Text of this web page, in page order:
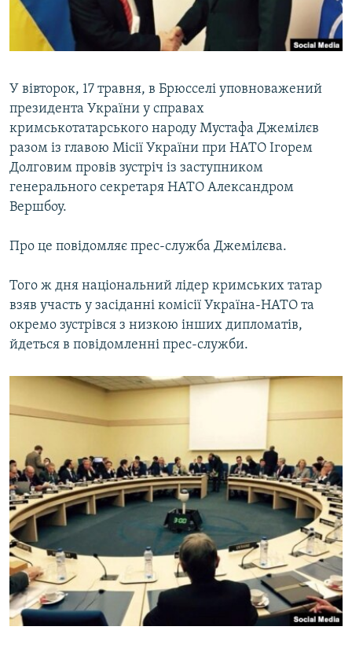
ВІДЕОУРОКИ «ELIFBE»
СВІДЧЕННЯ ОКУПАЦІЇ
ІНФОГРАФІКА
Русский
Qırımtatar
ДОЛУЧАЙСЯ!
Усі сайти RFE/RL
У вівторок, 17 травня, в Брюсселі уповноважений
президента України у справах
кримськотатарського народу Мустафа Джемілєв
разом із главою Місії України при НАТО Ігорем
Долговим провів зустріч із заступником
генерального секретаря НАТО Александром
Вершбоу.
Про це повідомляє прес-служба Джемілєва.
Того ж дня національний лідер кримських татар
взяв участь у засіданні комісії Україна-НАТО та
окремо зустрівся з низкою інших дипломатів,
йдеться в повідомленні прес-служби.